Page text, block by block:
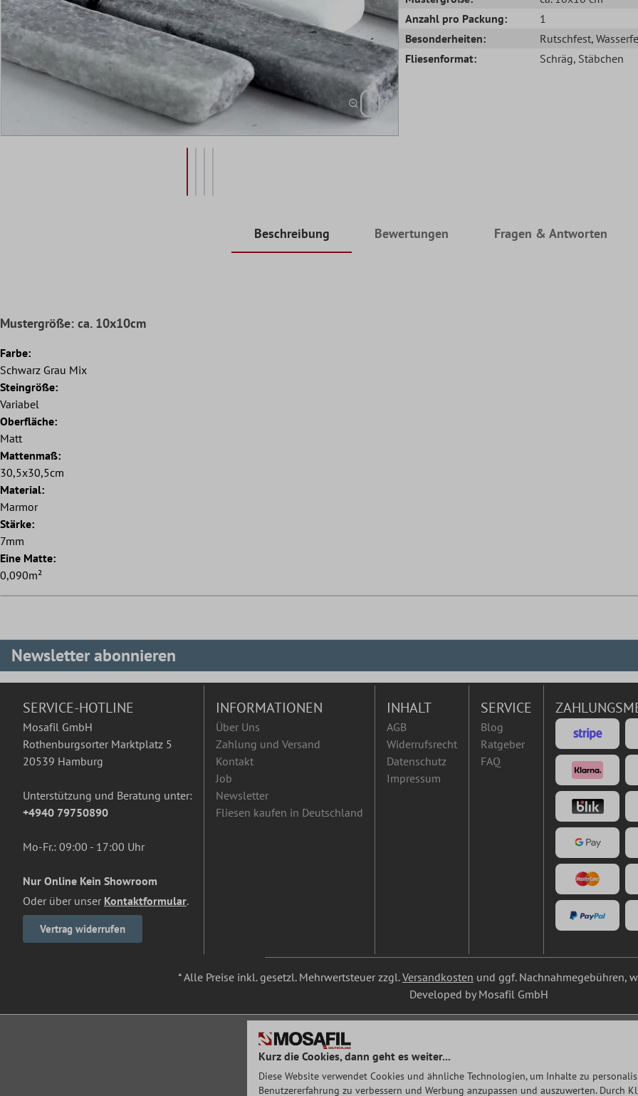
Anzahl pro Packung:
1
Besonderheiten:
Rutschfest,
Fliesenformat:
Schräg, Stäbchen
Beschreibung Bewertungen Fragen & Antworten
Mustergröße: ca. 10x10cm
Farbe:
Schwarz Grau Mix
Steingröße:
Variabel
Oberfläche:
Matt
Mattenmaß:
30,5x30,5cm
Material:
Marmor
Stärke:
7mm
Eine Matte:
0,090m²
Newsletter abonnieren
SERVICE-HOTLINE
Mosafil GmbH
Rothenburgsorter Marktplatz 5
20539 Hamburg
Unterstützung und Beratung unter:
+4940 79750890
Mo-Fr.: 09:00 - 17:00 Uhr
Nur Online Kein Showroom
Oder über unser Kontaktformular.
Vertrag widerrufen
INFORMATIONEN
Über Uns
Zahlung und Versand
Kontakt
Job
Newsletter
Fliesen kaufen in Deutschland
INHALT
AGB
Widerrufsrecht
Datenschutz
Impressum
SERVICE
Blog
Ratgeber
FAQ
* Alle Preise inkl. gesetzl. Mehrwertsteuer zzgl.Versandkosten und ggf. Nachnahmegebühren,
Developed by Mosafil GmbH
Kurz die Cookies, dann geht es weiter...
Diese Website verwendet Cookies und ähnliche Technologien, um Inhalte zu
Benutzererfahrung zu verbessern und Werbung anzupassen und auszuwerten. Durch